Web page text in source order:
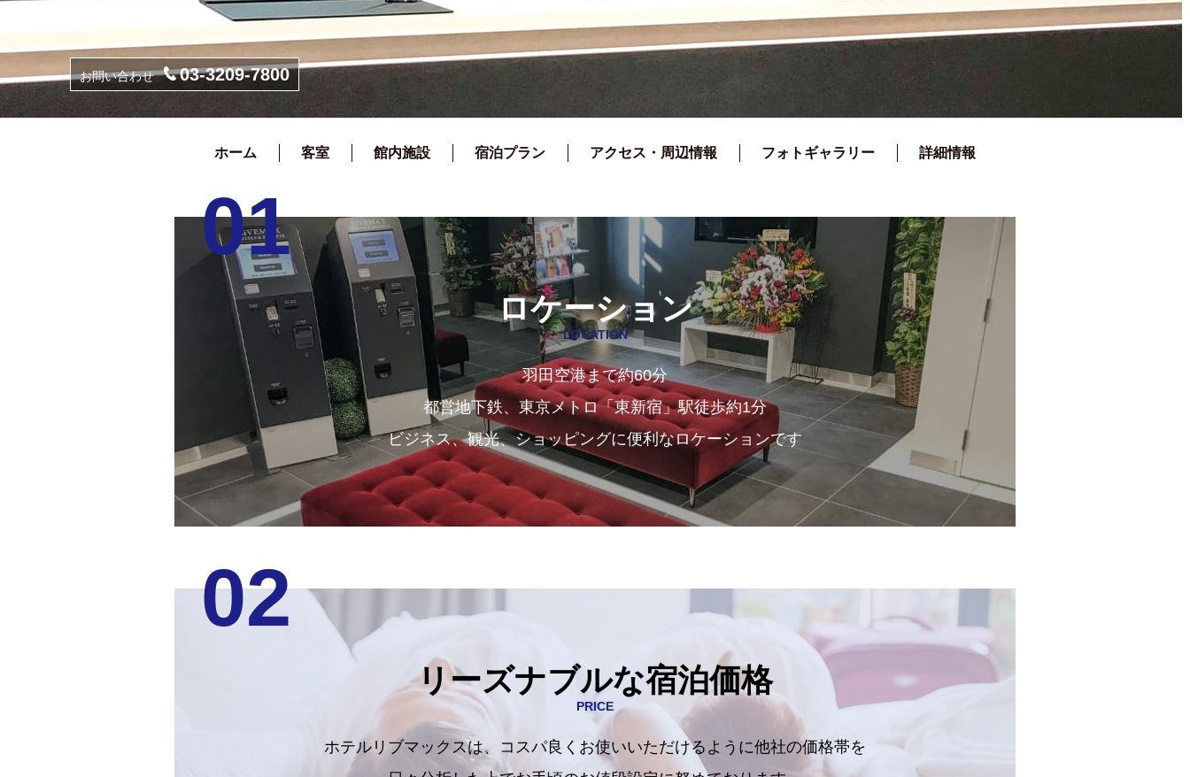
お問い合わせ 03-3209-7800
ホーム 客室 館内施設 宿泊プラン アクセス・周辺情報 フォトギャラリー 詳細情報
01
ロケーション
LOCATION
羽田空港まで約60分
都営地下鉄、東京メトロ「東新宿」駅徒歩約1分
ビジネス、観光、ショッピングに便利なロケーションです
02
リーズナブルな宿泊価格
PRICE
ホテルリブマックスは、コスパ良くお使いいただけるように他社の価格帯を